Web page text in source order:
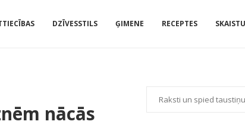
DZĪVESSTILS ĢIMENE RECEPTES
nācās